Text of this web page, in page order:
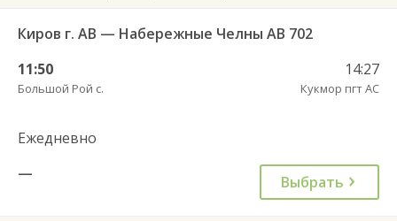
Киров г. АВ — Набережные Челны АВ 702
11:50
Большой Рой с.
14:27
Кукмор пгт АС
Ежедневно
—
Выбрать